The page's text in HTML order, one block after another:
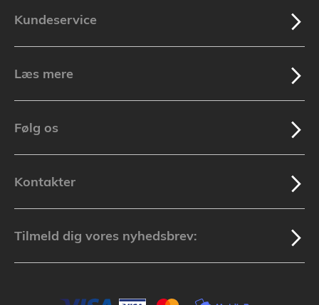
Kundeservice
Læs mere
Følg os
Kontakter
Tilmeld dig vores nyhedsbrev: